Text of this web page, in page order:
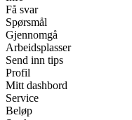
Få svar
Spørsmål
Gjennomgå
Arbeidsplasser
Send inn tips
Profil
Mitt dashbord
Service
Beløp